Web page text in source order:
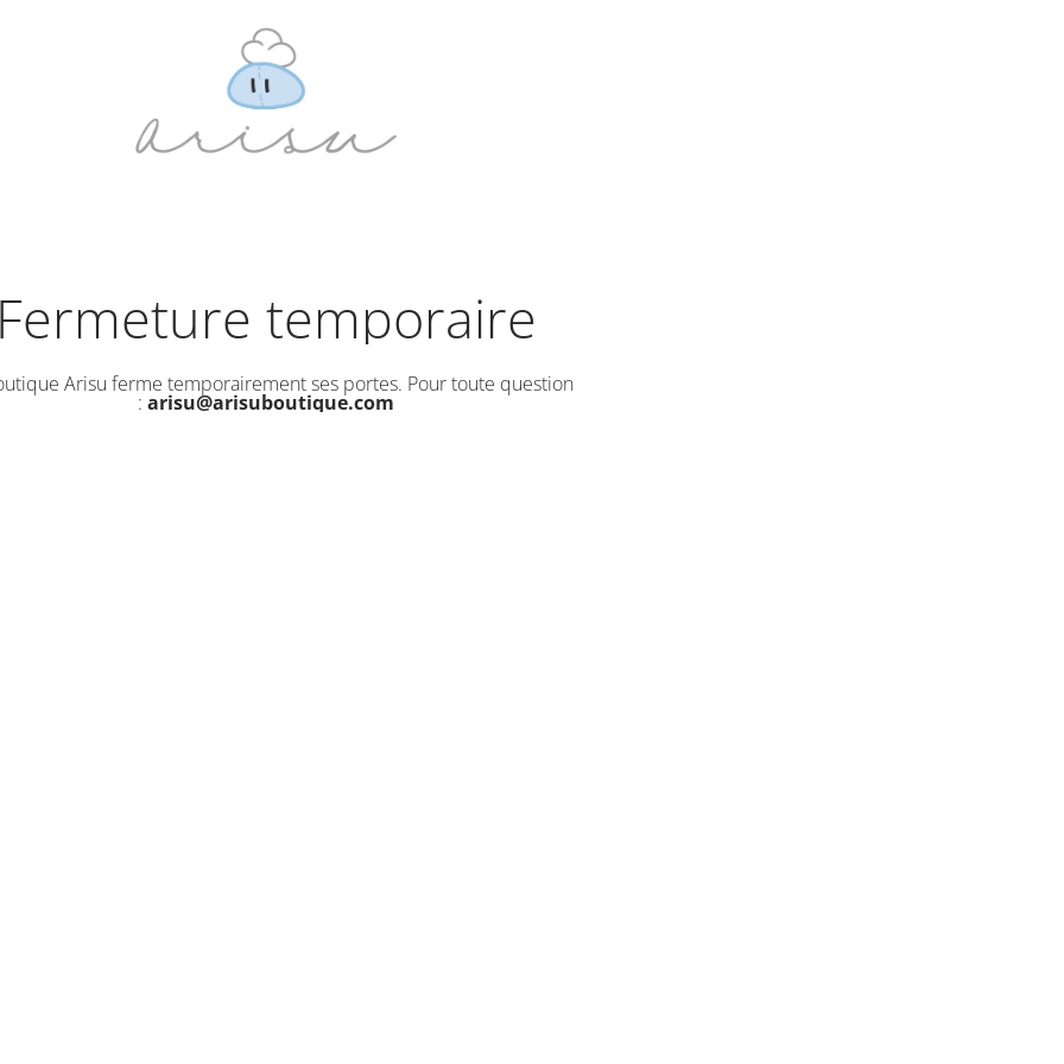
temporaire
Arisu ferme temporairement ses portes. Pour toute question
: arisu@arisuboutique.com